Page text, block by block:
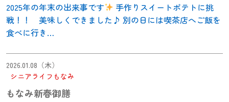
2025年の年末の出来事です
手作りスイートポテトに挑
戦！！ 美味しくできました♪ 別の日には喫茶店へご飯を
食べに行き…
2026.01.08（木）
シニアライフもなみ
もなみ新春御膳